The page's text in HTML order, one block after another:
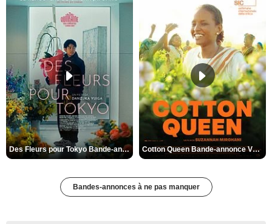
Des Fleurs pour Tokyo Bande-annonce VO STFR Cotton Queen Bande-annonce VO STFR
Bandes-annonces à ne pas manquer